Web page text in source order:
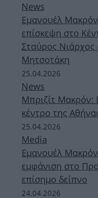
News
Εμανουέλ
επίσκεψη στο
Σταύρος Νιάρχος
Μητσοτάκη
25.04.2026
News
Μπριζίτ Μακρόν:
κέντρο της
25.04.2026
Media
Εμανουέλ
εμφάνιση στο
επίσημο δείπνο
24.04.2026